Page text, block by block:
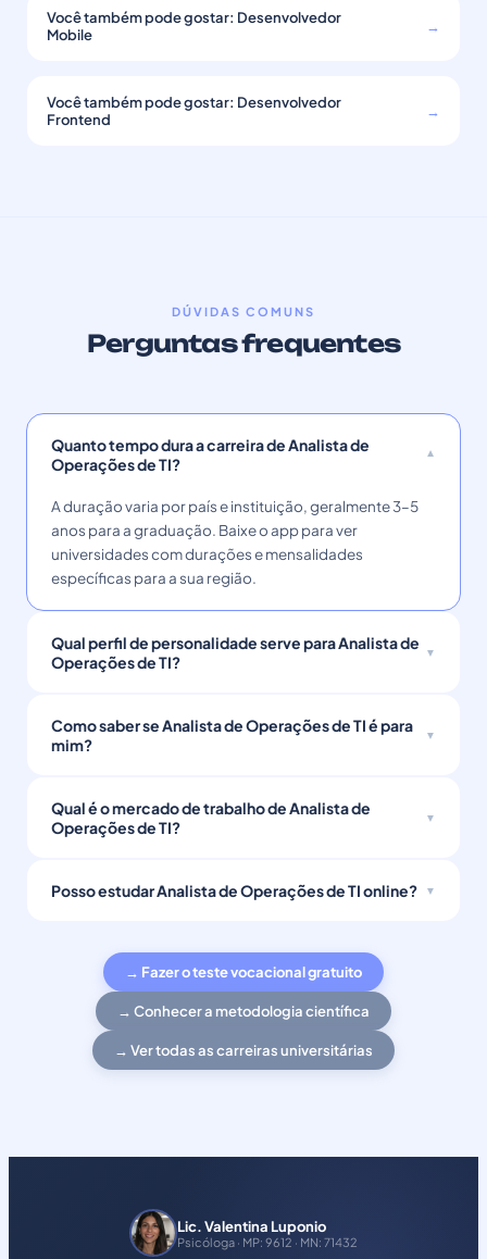
Você também pode gostar: Desenvolvedor
Mobile
→
Você também pode gostar: Desenvolvedor
Frontend
→
DÚVIDAS COMUNS
Perguntas frequentes
Quanto tempo dura a carreira de Analista de
Operações de TI?
A duração varia por país e instituição, geralmente 3–5
anos para a graduação. Baixe o app para ver
universidades com durações e mensalidades
específicas para a sua região.
Qual perfil de personalidade serve para Analista de
Operações de TI?
Como saber se Analista de Operações de TI é para
mim?
Qual é o mercado de trabalho de Analista de
Operações de TI?
Posso estudar Analista de Operações de TI online?
→ Fazer o teste vocacional gratuito
→ Conhecer a metodologia científica
→ Ver todas as carreiras universitárias
Lic. Valentina Luponio
Psicóloga · MP: 9612 · MN: 71432